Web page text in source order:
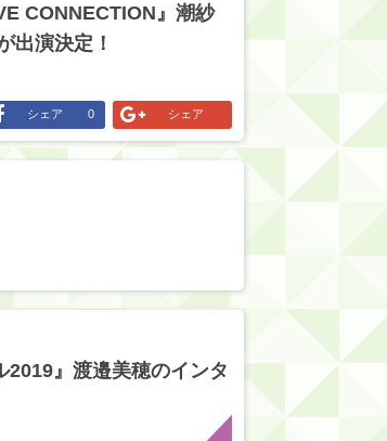
CONNECTION』潮紗
出演決定！
シェア 0 シェア
2019』渡邉美穂のインタ